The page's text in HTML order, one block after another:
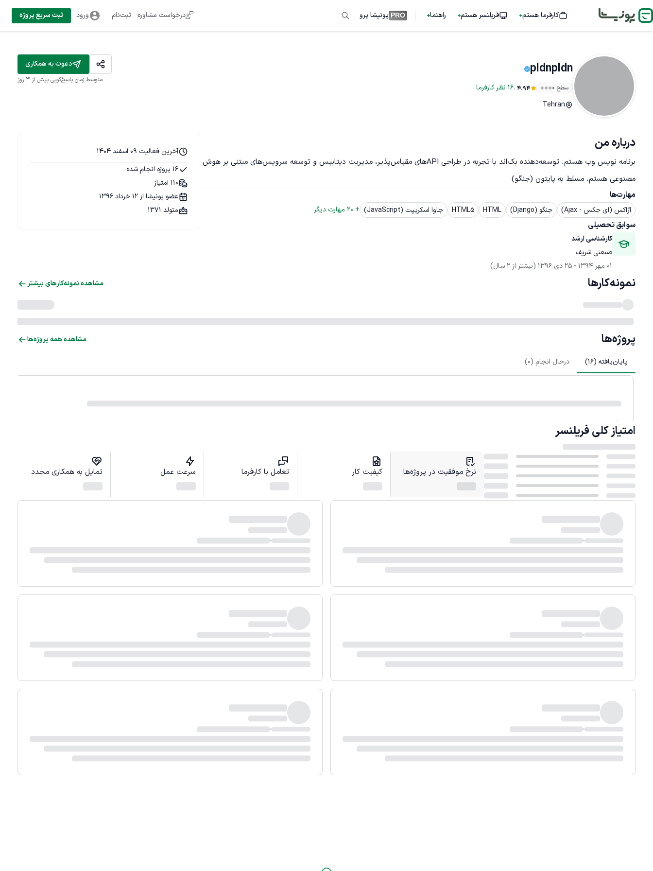
کارفرما هستم فریلنسر هستم راهنما PRO پونیشا پرو درخواست مشاوره ثبت‌نام ورود ثبت سریع پروژه
pldnpldn
سطح ۰ 4.94
.
16 نظر کارفرما
Tehran
دعوت به همکاری
متوسط زمان پاسخ‌گویی بیش از ۳ روز
درباره من
برنامه نویس وب هستم. توسعه‌دهنده بک‌اند با تجربه در طراحی APIهای مقیاس‌پذیر، مدیریت دیتابیس و توسعه سرویس‌های مبتنی بر هوش
مصنوعی هستم. مسلط به پایتون (جنگو)
مهارت‌ها
آژاکس (ای جکس - Ajax) جنگو (Django) HTML
HTML5 جاوا اسکریپت (JavaScript) +
20 مهارت دیگر
سوابق تحصیلی
کارشناسی ارشد
صنعتی شریف
01 مهر 1394
- 25 دی 1396 (بیشتر از 2 سال)
آخرین فعالیت 09 اسفند 1404
16 پروژه انجام شده
110 امتیاز
عضو پونیشا از 12 خرداد 1396
متولد 1371
نمونه‌کارها مشاهده نمونه‌کارهای بیشتر
پروژه‌ها مشاهده همه پروژه‌ها
پایان‌یافته (16
) درحال انجام (0
)
امتیاز کلی فریلنسر
نرخ موفقیت در پروژه‌ها کیفیت کار تعامل با کارفرما سرعت عمل تمایل به همکاری مجدد